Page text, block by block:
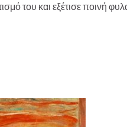
του και εξέτισε ποινή